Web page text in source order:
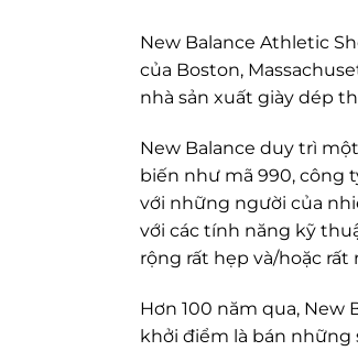
New Balance Athletic
của Boston,
nhà sản xuất giày dép
New Balance duy trì
biến như mã 990, công
với những người của
với các tính năng kỹ
rộng rất hẹp và/hoặc rất
Hơn 100 năm qua,
khởi điểm là bán những